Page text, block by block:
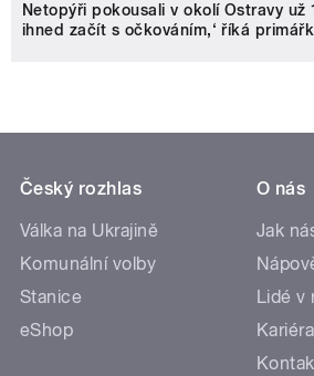
Netopýři pokousali v okolí Ostravy už
ihned začít s očkováním,‘ říká
Český rozhlas
Válka na Ukrajině
Komunální volby
Stanice
eShop
O nás
Jak
Lidé v
Kariéra